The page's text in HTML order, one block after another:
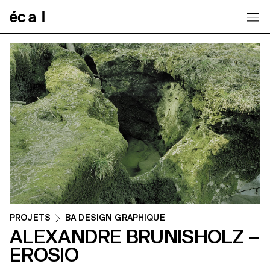
PROJETS BA DESIGN GRAPHIQUE
ALEXANDRE BRUNISHOLZ –
EROSIO